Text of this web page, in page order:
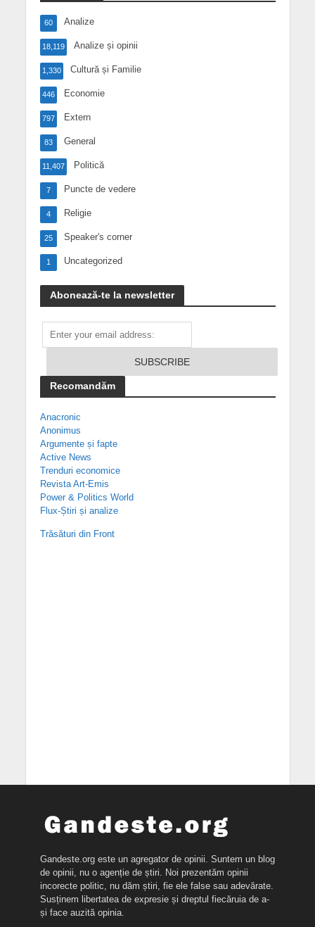
Analize
60
Analize și opinii
18,119
Cultură și Familie
1,330
Economie
446
Extern
797
General
83
Politică
11,407
Puncte de vedere
7
Religie
4
Speaker's corner
25
Uncategorized
1
Abonează-te la newsletter
Recomandăm
Anacronic
Anonimus
Argumente și fapte
Active News
Trenduri economice
Revista Art-Emis
Power & Politics World
Flux-Știri și analize
Trăsături din Front
Gandeste.org este un agregator de opinii. Suntem un blog
de opinii, nu o agenție de știri. Noi prezentăm opinii
incorecte politic, nu dăm știri, fie ele false sau adevărate.
Susținem libertatea de expresie și dreptul fiecăruia de a-
și face auzită opinia.